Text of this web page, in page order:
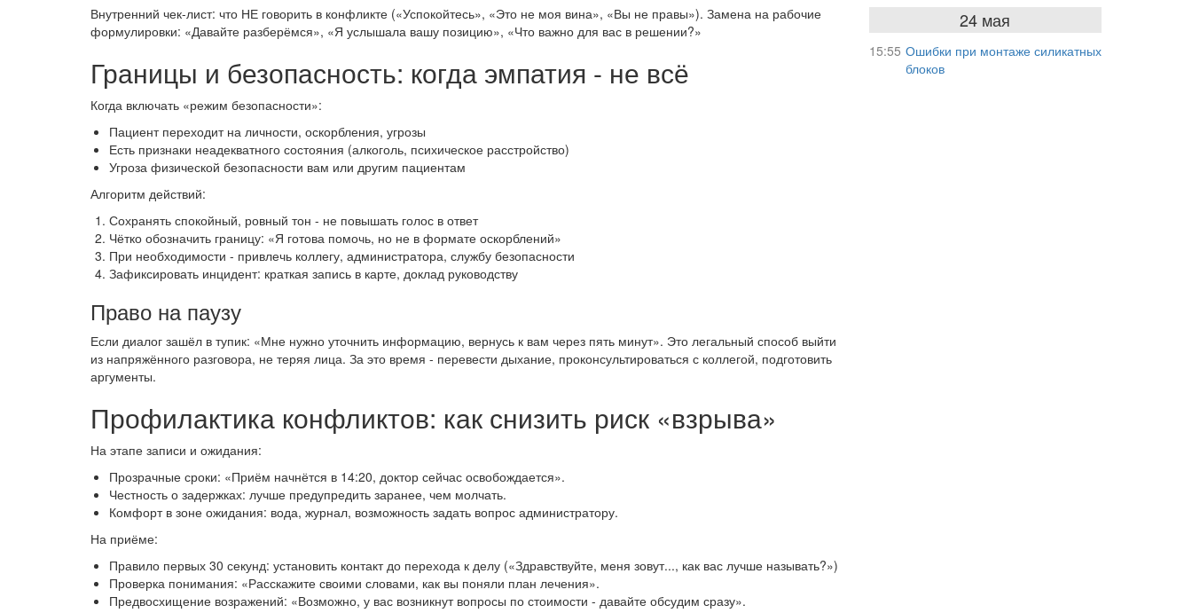
Внутренний чек-лист: что НЕ говорить в конфликте («Успокойтесь», «Это не моя вина», «Вы не правы»). Замена на рабочие
формулировки: «Давайте разберёмся», «Я услышала вашу позицию», «Что важно для вас в решении?»
Границы и безопасность: когда эмпатия - не всё
Когда включать «режим безопасности»:
Пациент переходит на личности, оскорбления, угрозы
Есть признаки неадекватного состояния (алкоголь, психическое расстройство)
Угроза физической безопасности вам или другим пациентам
Алгоритм действий:
Сохранять спокойный, ровный тон - не повышать голос в ответ
Чётко обозначить границу: «Я готова помочь, но не в формате оскорблений»
При необходимости - привлечь коллегу, администратора, службу безопасности
Зафиксировать инцидент: краткая запись в карте, доклад руководству
Право на паузу
Если диалог зашёл в тупик: «Мне нужно уточнить информацию, вернусь к вам через пять минут». Это легальный способ выйти
из напряжённого разговора, не теряя лица. За это время - перевести дыхание, проконсультироваться с коллегой, подготовить
аргументы.
Профилактика конфликтов: как снизить риск «взрыва»
На этапе записи и ожидания:
Прозрачные сроки: «Приём начнётся в 14:20, доктор сейчас освобождается».
Честность о задержках: лучше предупредить заранее, чем молчать.
Комфорт в зоне ожидания: вода, журнал, возможность задать вопрос администратору.
На приёме:
Правило первых 30 секунд: установить контакт до перехода к делу («Здравствуйте, меня зовут..., как вас лучше называть?»)
Проверка понимания: «Расскажите своими словами, как вы поняли план лечения».
Предвосхищение возражений: «Возможно, у вас возникнут вопросы по стоимости - давайте обсудим сразу».
24 мая
15:55 Ошибки при монтаже силикатных
блоков